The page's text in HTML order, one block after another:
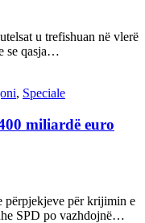
u trefishuan në vlerë
se qasja…
, Speciale
miliardë euro
përpjekjeve për krijimin e
SPD po vazhdojnë…